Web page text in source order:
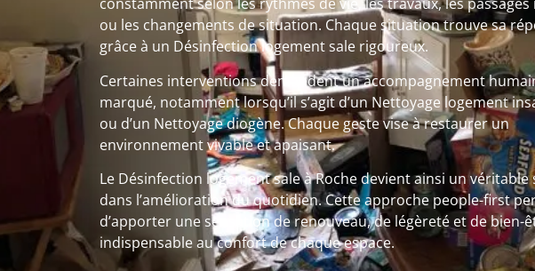
constamment selon les rythmes de vie, les travaux, les
ou les changements de situation. Chaque situation trouve sa
grâce à un Désinfection logement sale rigoureux.
Certaines interventions demandent un accompagnement
marqué, notamment lorsqu’il s’agit d’un Nettoyage logement
ou d’un Nettoyage diogène. Chaque geste vise à restaurer un
environnement vivable et apaisant.
Le Désinfection logement sale à Roche devient ainsi un véritable
dans l’amélioration du quotidien. Cette approche people-first
d’apporter une sensation de renouveau, de légèreté et de bien-
indispensable au confort de chaque espace.